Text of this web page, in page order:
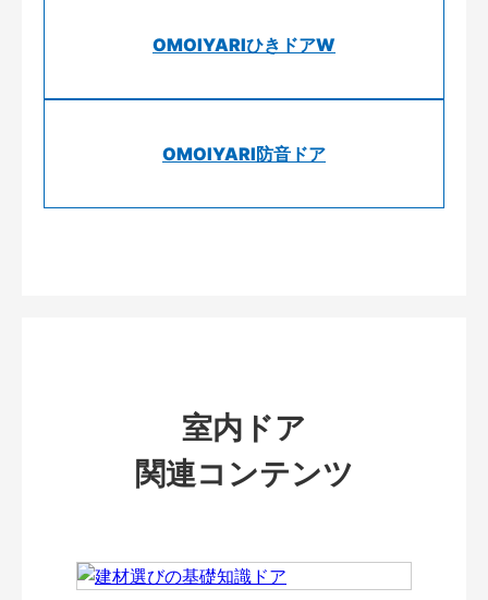
OMOIYARIひきドアW
OMOIYARI防音ドア
室内ドア
関連コンテンツ